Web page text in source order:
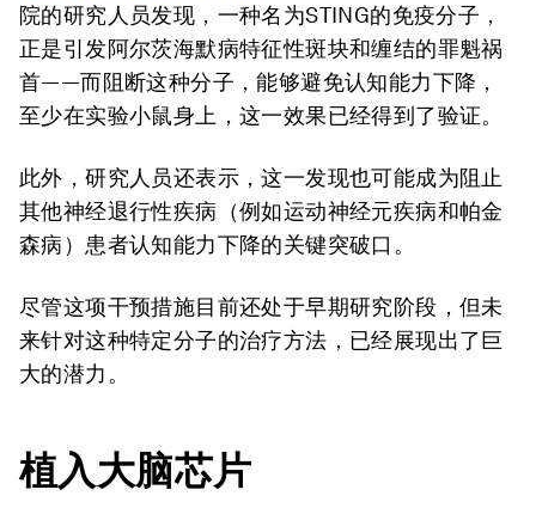
院的研究人员发现，一种名为STING的免疫分子，
正是引发阿尔茨海默病特征性斑块和缠结的罪魁祸
首——而阻断这种分子，能够避免认知能力下降，
至少在实验小鼠身上，这一效果已经得到了验证。
此外，研究人员还表示，这一发现也可能成为阻止
其他神经退行性疾病（例如运动神经元疾病和帕金
森病）患者认知能力下降的关键突破口。
尽管这项干预措施目前还处于早期研究阶段，但未
来针对这种特定分子的治疗方法，已经展现出了巨
大的潜力。
植入大脑芯片